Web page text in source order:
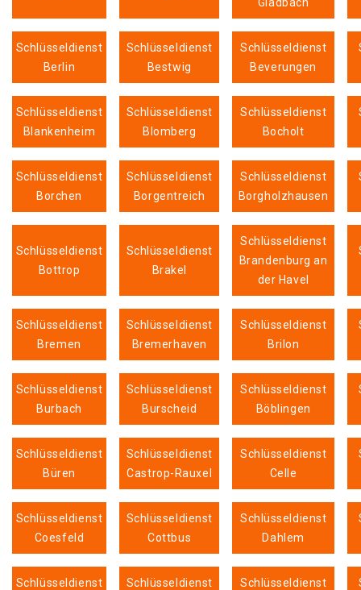
Schlüsseldienst
Berlin
Schlüsseldienst
Bestwig
Schlüsseldienst
Beverungen
Schlüsseldienst
Blankenheim
Schlüsseldienst
Blomberg
Schlüsseldienst
Bocholt
Schlüsseldienst
Borchen
Schlüsseldienst
Borgentreich
Schlüsseldienst
Borgholzhausen
Schlüsseldienst
Bottrop
Schlüsseldienst
Brakel
Schlüsseldienst
Brandenburg an
der Havel
Schlüsseldienst
Bremen
Schlüsseldienst
Bremerhaven
Schlüsseldienst
Brilon
Schlüsseldienst
Burbach
Schlüsseldienst
Burscheid
Schlüsseldienst
Böblingen
Schlüsseldienst
Büren
Schlüsseldienst
Castrop-Rauxel
Schlüsseldienst
Celle
Schlüsseldienst
Coesfeld
Schlüsseldienst
Cottbus
Schlüsseldienst
Dahlem
Schlüsseldienst
Schlüsseldienst
Schlüsseldienst